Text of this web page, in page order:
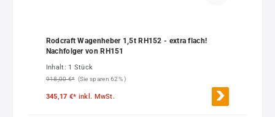
Rodcraft Wagenheber 1,5t RH152 - extra flach!
Nachfolger von RH151
Inhalt: 1 Stück
918,00 €* (Sie sparen 62% )
345,17 €* inkl. MwSt.